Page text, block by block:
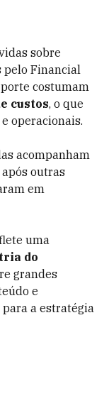
sobre
pelo Financial
costumam
custos, o que
operacionais.
acompanham
outras
em
uma
do
grandes
e
a estratégia